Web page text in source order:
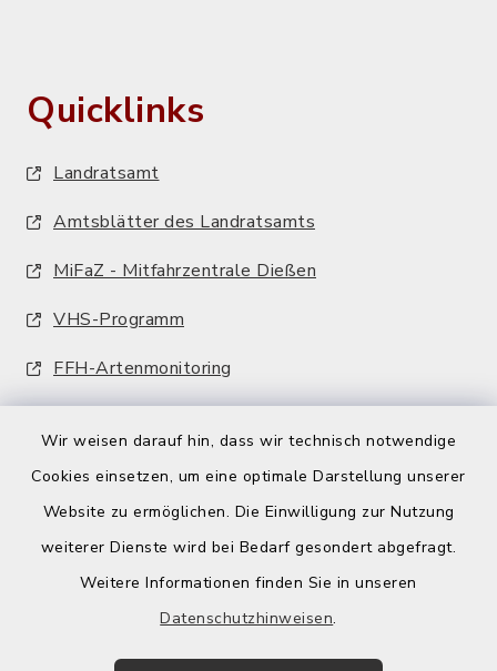
Wir weisen darauf hin, dass wir technisch notwendige
Cookies einsetzen, um eine optimale Darstellung unserer
Website zu ermöglichen. Die Einwilligung zur Nutzung
weiterer Dienste wird bei Bedarf gesondert abgefragt.
Weitere Informationen finden Sie in unseren
Datenschutzhinweisen.
Quicklinks
Landratsamt
Amtsblätter des Landratsamts
MiFaZ - Mitfahrzentrale Dießen
VHS-Programm
FFH-Artenmonitoring
Barrierefreiheit